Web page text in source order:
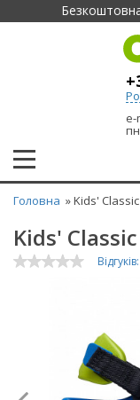
e-
Головна » Kids'
Kids'